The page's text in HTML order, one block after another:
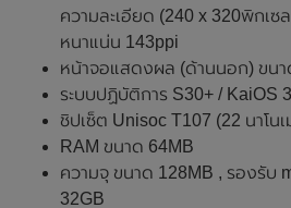
ความละเอียด (240 x 320พิกเซ
หนาแน่น 143ppi
หน้าจอแสดงผล (ด้านนอก) ขนา
ระบบปฏิบัติการ S30+ / KaiOS
ชิปเซ็ต Unisoc T107 (22 นาโน
RAM ขนาด 64MB
ความจุ ขนาด 128MB , รองรับ
32GB